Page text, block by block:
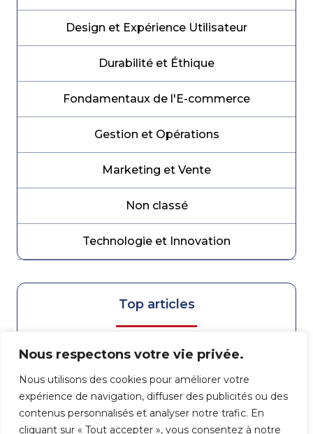
Nous respectons votre vie privée.
Nous utilisons des cookies pour améliorer votre
expérience de navigation, diffuser des publicités ou des
contenus personnalisés et analyser notre trafic. En
cliquant sur « Tout accepter », vous consentez à notre
Design et Expérience Utilisateur
Durabilité et Éthique
Fondamentaux de l'E-commerce
Gestion et Opérations
Marketing et Vente
Non classé
Technologie et Innovation
Top articles
Partenaire de croissance dans le Grand Est :
Quelle agence e-commerce choisir pour bâtir
l’avenir de votre activité ?